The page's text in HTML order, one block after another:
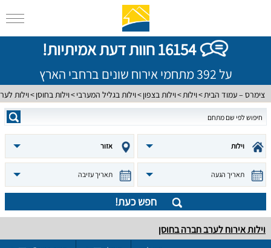
16154 חוות דעת אמיתיות!
על 392 מתחמי אירוח שונים ברחבי הארץ
צימרס – עמוד הבית וילות וילות בצפון וילות בגליל המערבי וילות בחוסן וילות
וילות אזור
תאריך הגעה תאריך עזיבה
חפש כעת!
וילות אירוח לערב חברה בחוסן